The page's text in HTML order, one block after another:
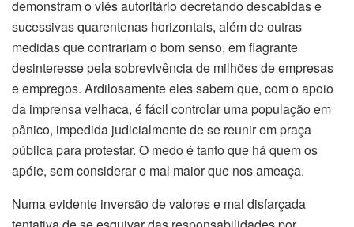
demonstram o viés autoritário decretando descabidas e
sucessivas quarentenas horizontais, além de outras
medidas que contrariam o bom senso, em flagrante
desinteresse pela sobrevivência de milhões de empresas
e empregos. Ardilosamente eles sabem que, com o apoio
da imprensa velhaca, é fácil controlar uma população em
pânico, impedida judicialmente de se reunir em praça
pública para protestar. O medo é tanto que há quem os
apóie, sem considerar o mal maior que nos ameaça.
Numa evidente inversão de valores e mal disfarçada